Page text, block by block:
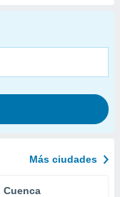
Más ciudades
Cuenca